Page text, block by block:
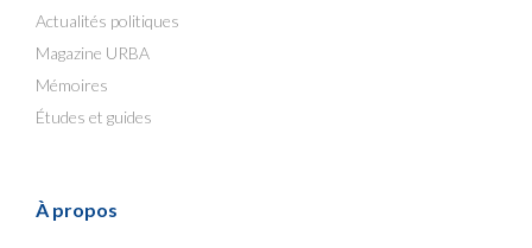
Actualités politiques
Magazine URBA
Mémoires
Études et guides
À propos